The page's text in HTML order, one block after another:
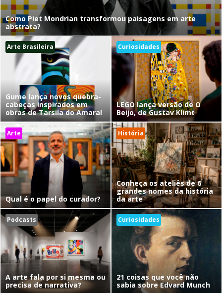
Como Piet Mondrian transformou paisagens em arte
abstrata?
Arte Brasileira
Gume lança novos quebra-
cabeças inspirados em
obras de Tarsila do Amaral
Curiosidades
LEGO lança versão de O
Beijo, de Gustav Klimt
Arte
Qual é o papel do curador?
História
Conheça os ateliês de 6
grandes nomes da história
da arte
Podcasts
A arte fala por si mesma ou
precisa de narrativa?
Curiosidades
21 coisas que você não
sabia sobre Edvard Munch